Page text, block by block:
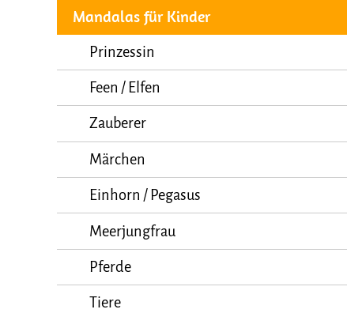
Mandalas für Kinder
Prinzessin
Feen / Elfen
Zauberer
Märchen
Einhorn / Pegasus
Meerjungfrau
Pferde
Tiere